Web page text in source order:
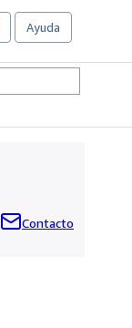
Ayuda
Contacto